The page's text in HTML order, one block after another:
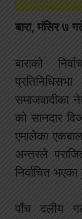
बारा, मंसिर ७
बाराको
समाजवादीका
को सानदार
एमालेका
अन्तरले
निर्वाचित
पाँच दलीय